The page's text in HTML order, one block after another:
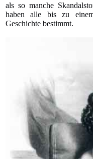
als so manche
haben alle bis zu
Geschichte bestimmt.